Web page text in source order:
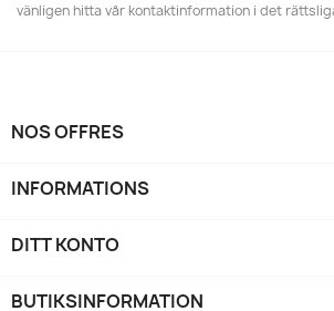
vänligen hitta vår kontaktinformation i det
NOS OFFRES
INFORMATIONS
DITT KONTO
BUTIKSINFORMATION